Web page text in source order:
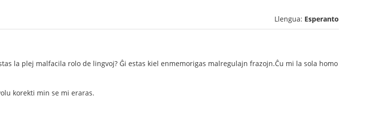
Llengua: Esperanto
la plej malfacila rolo de lingvoj? Ĝi estas kiel enmemorigas malregulajn frazojn.Ĉu mi la sola homo
korekti min se mi eraras.